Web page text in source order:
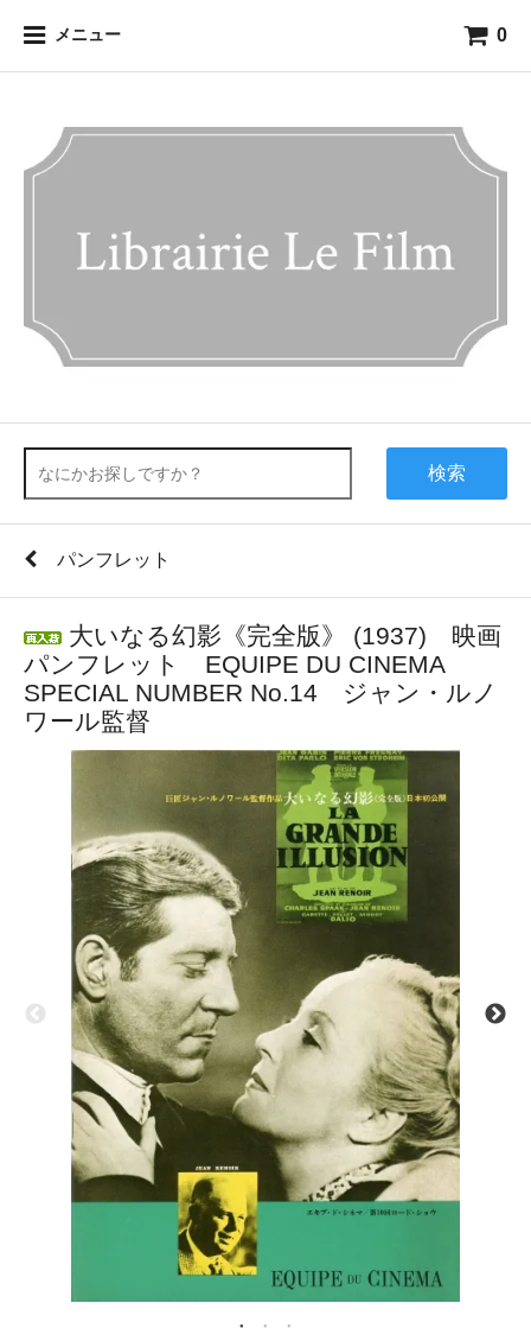
メニュー 0
検索
パンフレット
大いなる幻影《完全版》 (1937) 映画
パンフレット EQUIPE DU CINEMA
SPECIAL NUMBER No.14 ジャン・ルノ
ワール監督